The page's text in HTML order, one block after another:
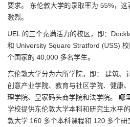
要求。 东伦敦大学的录取率为 55%，
激烈。
UEL 的三个充满活力的校区，即：
和 University Square Stratford (USS)
个国家的 40,000 多名学生。
东伦敦大学分为六所学院，即： 建筑、
创意产业学院、教育与社区学院、健康
理学院、皇家码头商学院和法学院。 哪
学校提供东伦敦大学本科和研究生水平
敦大学 160 多个本科课程和 120 多个